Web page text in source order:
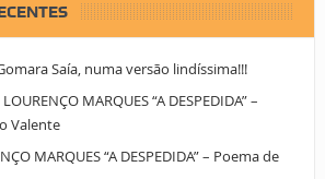
Saía, numa versão lindíssima!!!
LOURENÇO MARQUES “A DESPEDIDA” –
Valente
MARQUES “A DESPEDIDA” – Poema de